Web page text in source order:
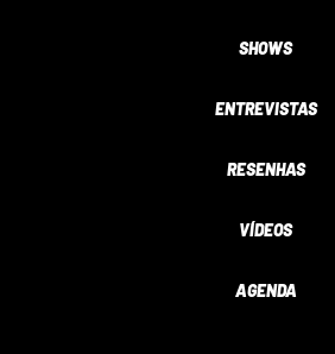
SHOWS
ENTREVISTAS
RESENHAS
VÍDEOS
AGENDA